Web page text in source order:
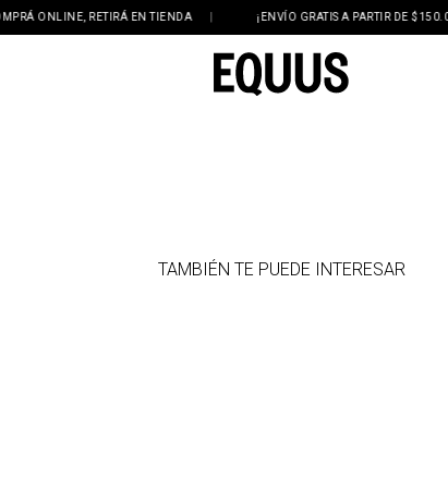
ONLINE, RETIRÁ EN TIENDA | ¡ENVÍO GRATIS A PARTIR DE $150.000!
TAMBIÉN TE PUEDE INTERESAR